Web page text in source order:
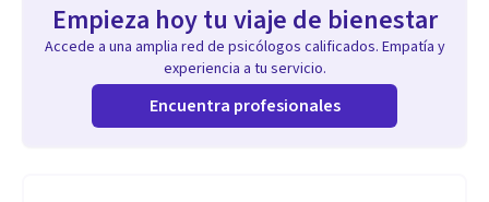
Empieza hoy tu viaje de bienestar
Accede a una amplia red de psicólogos calificados. Empatía y
experiencia a tu servicio.
Encuentra profesionales